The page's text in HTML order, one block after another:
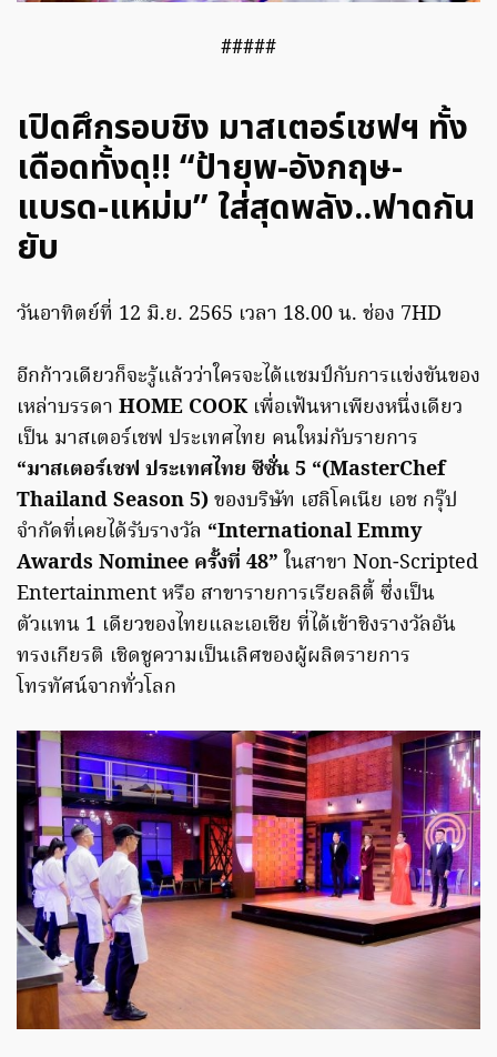
#####
เปิดศึกรอบชิง มาสเตอร์เชฟฯ ทั้ง
เดือดทั้งดุ!! “ป้ายุพ-อังกฤษ-
แบรด-แหม่ม” ใส่สุดพลัง..ฟาดกัน
ยับ
วันอาทิตย์ที่ 12 มิ.ย. 2565 เวลา 18.00 น. ช่อง 7HD
อีกก้าวเดียวก็จะรู้แล้วว่าใครจะได้แชมป์กับการแข่งขันของ
เหล่าบรรดา HOME COOK เพื่อเฟ้นหาเพียงหนึ่งเดียว
เป็น มาสเตอร์เชฟ ประเทศไทย คนใหม่กับรายการ
“มาสเตอร์เชฟ ประเทศไทย ซีซั่น 5 “(MasterChef
Thailand Season 5)ของบริษัท เฮลิโคเนีย เอช กรุ๊ป
จำกัดที่เคยได้รับรางวัล “International Emmy
Awards Nominee ครั้งที่ 48” ในสาขา Non-Scripted
Entertainment หรือ สาขารายการเรียลลิตี้ ซึ่งเป็น
ตัวแทน 1 เดียวของไทยและเอเชีย ที่ได้เข้าชิงรางวัลอัน
ทรงเกียรติ เชิดชูความเป็นเลิศของผู้ผลิตรายการ
โทรทัศน์จากทั่วโลก